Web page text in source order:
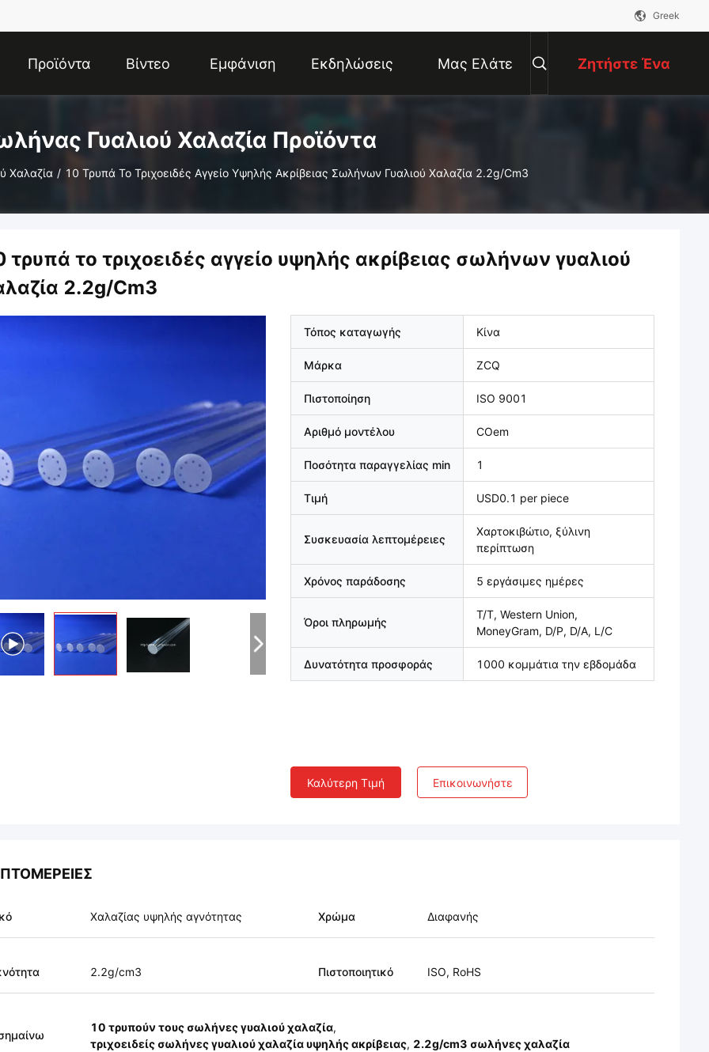
Greek
Προϊόντα Βίντεο Εμφάνιση Εκδηλώσεις Μας Ελάτε Ζητήστε Ένα
Γυαλιού Χαλαζία Προϊόντα
Χαλαζία / 10 Τρυπά Το Τριχοειδές Αγγείο Υψηλής Ακρίβειας Σωλήνων Γυαλιού Χαλαζία 2.2g/Cm3
τρυπά το τριχοειδές αγγείο υψηλής ακρίβειας σωλήνων γυαλιού
2.2g/Cm3
Τόπος καταγωγής Κίνα
Μάρκα ZCQ
Πιστοποίηση ISO 9001
Αριθμό μοντέλου COem
Ποσότητα παραγγελίας min 1
Τιμή USD0.1 per piece
Συσκευασία λεπτομέρειες
Χαρτοκιβώτιο, ξύλινη
περίπτωση
Χρόνος παράδοσης 5 εργάσιμες ημέρες
Όροι πληρωμής
T/T, Western Union,
MoneyGram, D/P, D/A, L/C
Δυνατότητα προσφοράς 1000 κομμάτια την εβδομάδα
Καλύτερη Τιμή Επικοινωνήστε
Χαλαζίας υψηλής αγνότητας Χρώμα Διαφανής
2.2g/cm3 Πιστοποιητικό ISO, RoHS
10 τρυπούν τους σωλήνες γυαλιού χαλαζία,
τριχοειδείς σωλήνες γυαλιού χαλαζία υψηλής ακρίβειας, 2.2g/cm3 σωλήνες χαλαζία